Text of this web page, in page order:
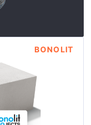
BONOLIT